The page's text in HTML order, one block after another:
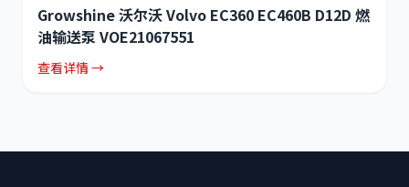
Growshine 沃尔沃 Volvo EC360 EC460B D12D 燃
油输送泵 VOE21067551
查看详情 →